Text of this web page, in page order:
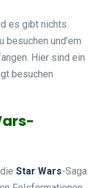
es gibt nichts
und’em
Hier sind ein
besuchen
Star Wars-Saga.